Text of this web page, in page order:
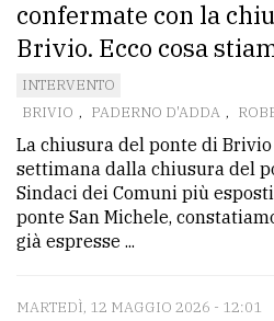
redazione
Per
la
tua
pubblicità
confermate con la
Brivio. Ecco cosa
INTERVENTO
BRIVIO , PADERNO D'ADDA ,
La chiusura del ponte di
settimana dalla chiusura del
Sindaci dei Comuni più
ponte San Michele,
già espresse ...
MARTEDÌ, 12 MAGGIO 2026 - 12:01